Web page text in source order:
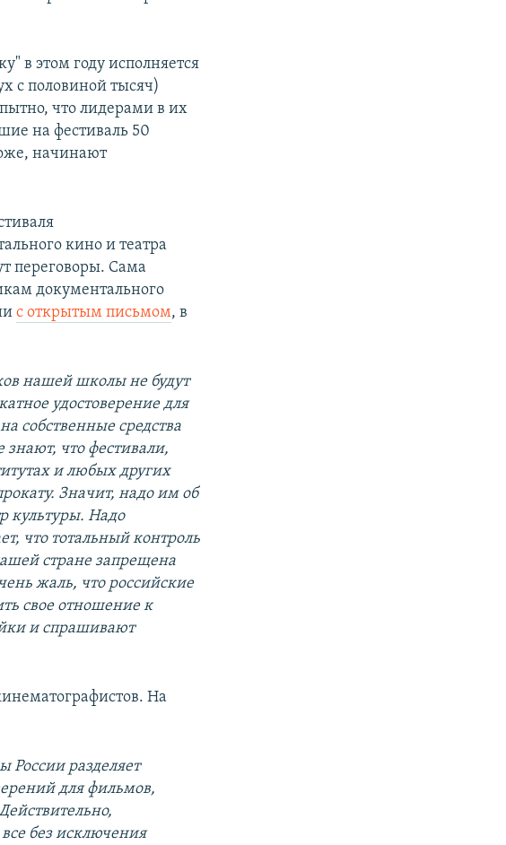
в этом году исполняется
с половиной тысяч)
что лидерами в их
на фестиваль 50
начинают
кино и театра
переговоры. Сама
документального
с открытым письмом, в
нашей школы не будут
удостоверение для
собственные средства
что фестивали,
и любых других
Значит, надо им об
культуры. Надо
что тотальный контроль
стране запрещена
жаль, что российские
свое отношение к
и спрашивают
На
России разделяет
для фильмов,
без исключения